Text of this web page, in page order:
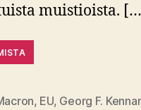
muistioista.
, EU, Georg F.